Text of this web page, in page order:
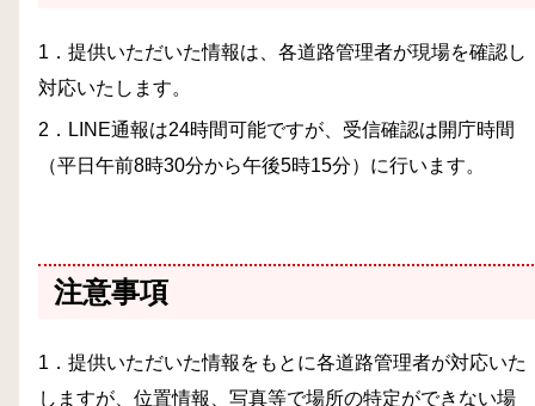
1．提供いただいた情報は、各道路管理者が現場を確認し
対応いたします。
2．LINE通報は24時間可能ですが、受信確認は開庁時間
（平日午前8時30分から午後5時15分）に行います。
注意事項
1．提供いただいた情報をもとに各道路管理者が対応いた
しますが、位置情報、写真等で場所の特定ができない場